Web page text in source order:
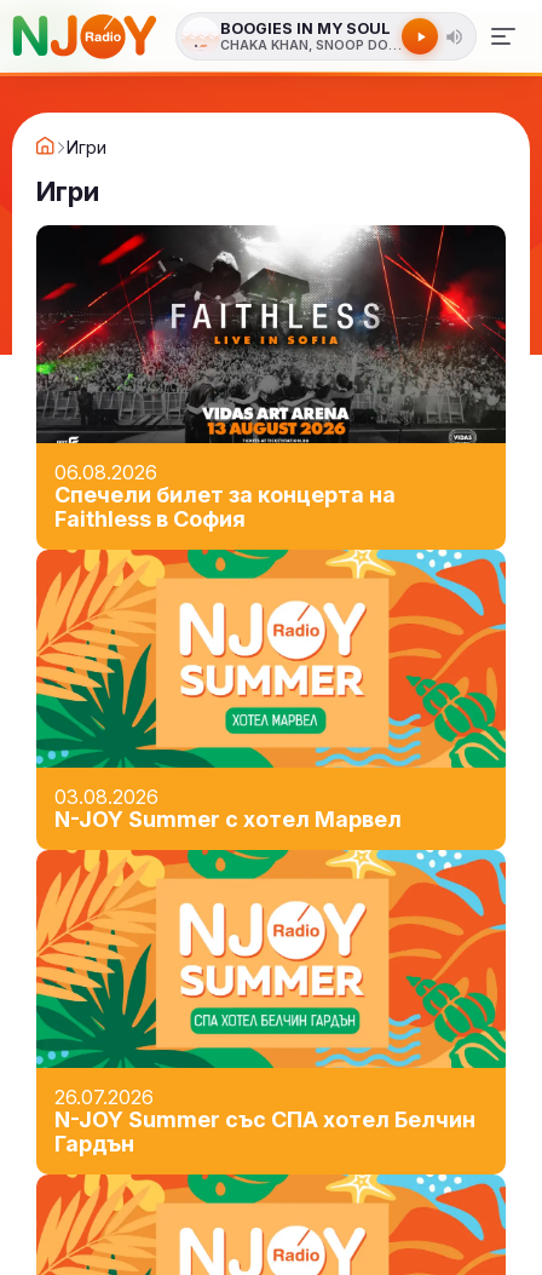
BOOGIES IN MY SOUL
CHAKA KHAN, SNOOP DOGG
Игри
Игри
06.08.2026
Спечели билет за концерта на
Faithless в София
03.08.2026
N-JOY Summer с хотел Марвел
26.07.2026
N-JOY Summer със СПА хотел Белчин
Гардън